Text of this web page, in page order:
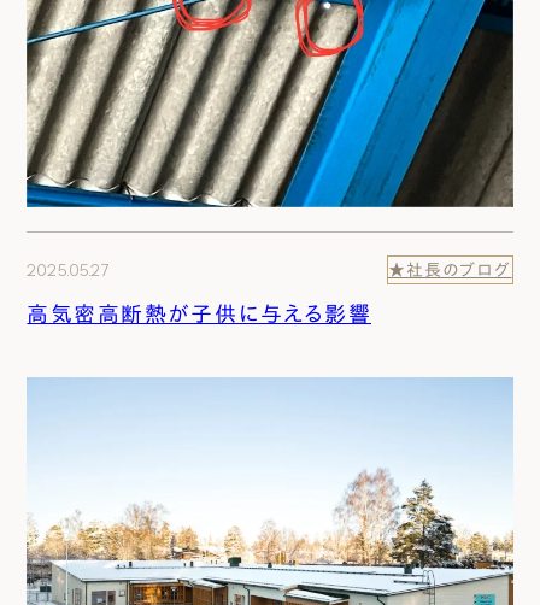
2025.05.27 ★社長のブログ
高気密高断熱が子供に与える影響